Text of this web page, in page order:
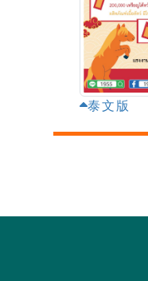
泰文版